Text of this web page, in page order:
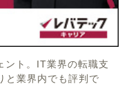
ント。IT業界の転職支
と業界内でも評判で